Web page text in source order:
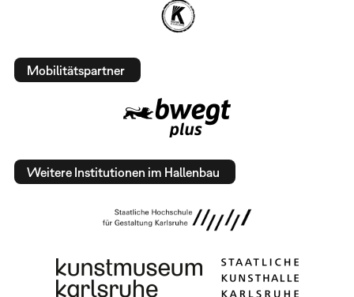
Mobilitätspartner
Weitere Institutionen im Hallenbau